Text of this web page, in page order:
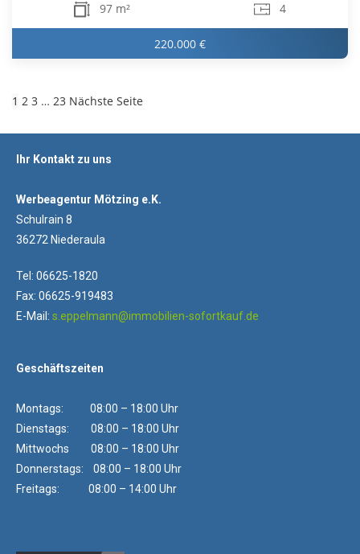
97 m² 4
220.000 €
1 2 3 … 23 Nächste Seite
Ihr Kontakt zu uns
Werbeagentur Mötzing e.K.
Schulrain 8
36272 Niederaula
Tel: 06625-1820
Fax: 06625-919483
E-Mail: s.eppelmann@immobilien-sofortkauf.de
Geschäftszeiten
Montags: 08:00 – 18:00 Uhr
Dienstags: 08:00 – 18:00 Uhr
Mittwochs 08:00 – 18:00 Uhr
Donnerstags: 08:00 – 18:00 Uhr
Freitags: 08:00 – 14:00 Uhr